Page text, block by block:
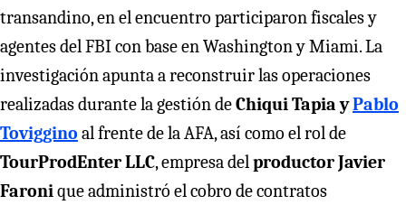
transandino, en el encuentro participaron fiscales y
agentes del FBI con base en Washington y Miami. La
investigación apunta a reconstruir lasoperaciones
realizadas durante la gestión deChiqui Tapia yPablo
Toviggino al frente de la AFA, así como el rol de
TourProdEnter LLC, empresa delproductor Javier
Faronique administró el cobro de contratos